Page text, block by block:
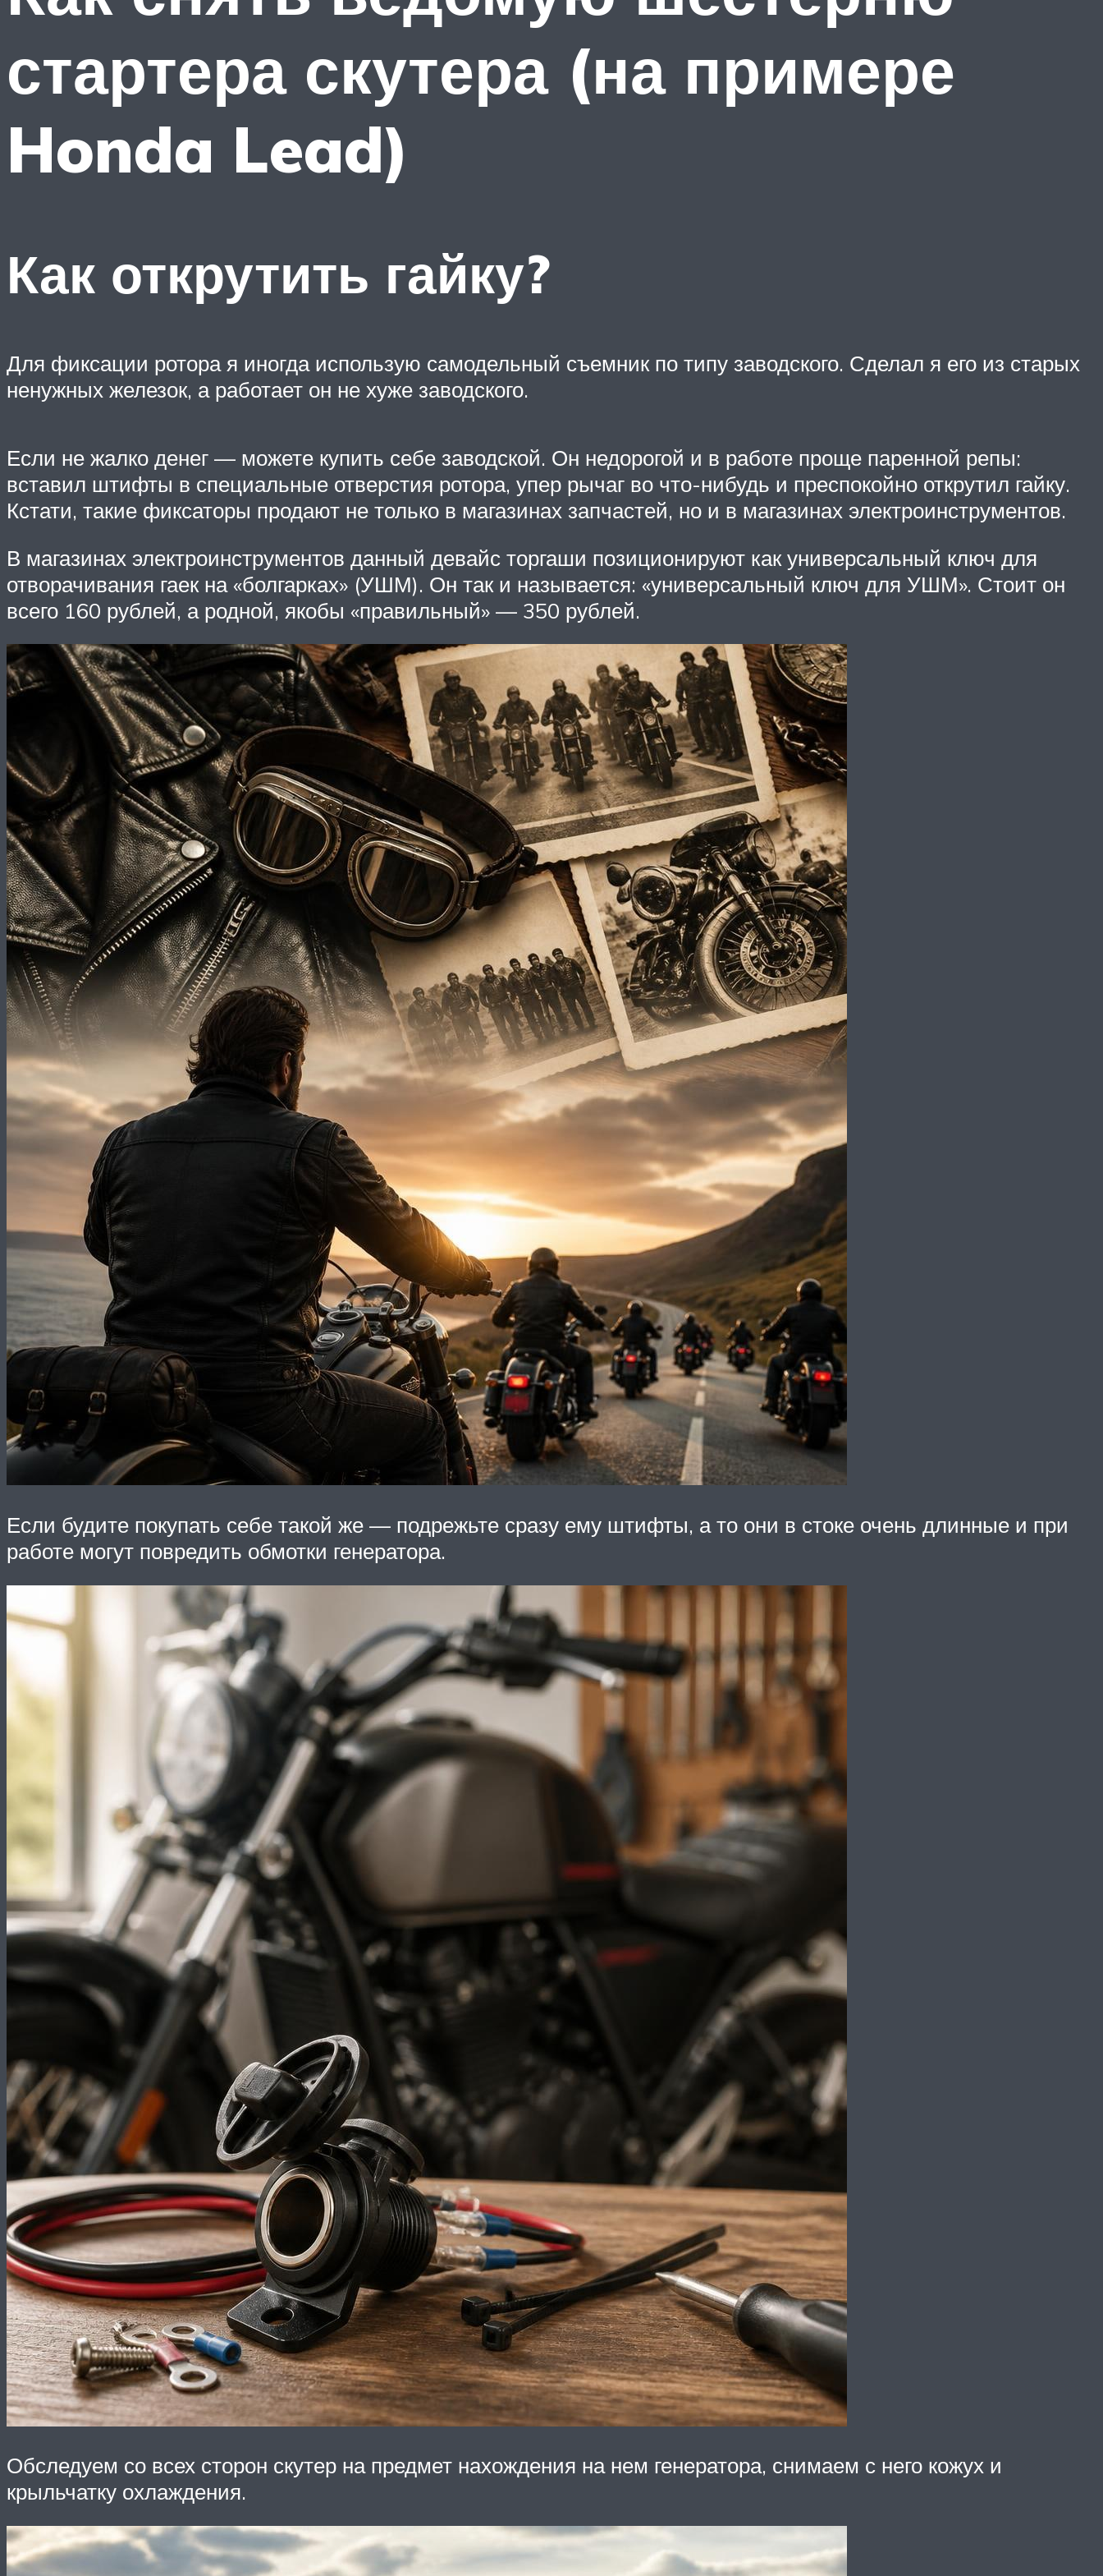
стартера скутера (на примере
Honda Lead)
Как открутить гайку?
Для фиксации ротора я иногда использую самодельный съемник по типу заводского. Сделал я его из старых
ненужных железок, а работает он не хуже заводского.
Если не жалко денег — можете купить себе заводской. Он недорогой и в работе проще паренной репы:
вставил штифты в специальные отверстия ротора, упер рычаг во что-нибудь и преспокойно открутил гайку.
Кстати, такие фиксаторы продают не только в магазинах запчастей, но и в магазинах электроинструментов.
В магазинах электроинструментов данный девайс торгаши позиционируют как универсальный ключ для
отворачивания гаек на «болгарках» (УШМ). Он так и называется: «универсальный ключ для УШМ». Стоит он
всего 160 рублей, а родной, якобы «правильный» — 350 рублей.
Если будите покупать себе такой же — подрежьте сразу ему штифты, а то они в стоке очень длинные и при
работе могут повредить обмотки генератора.
Обследуем со всех сторон скутер на предмет нахождения на нем генератора, снимаем с него кожух и
крыльчатку охлаждения.